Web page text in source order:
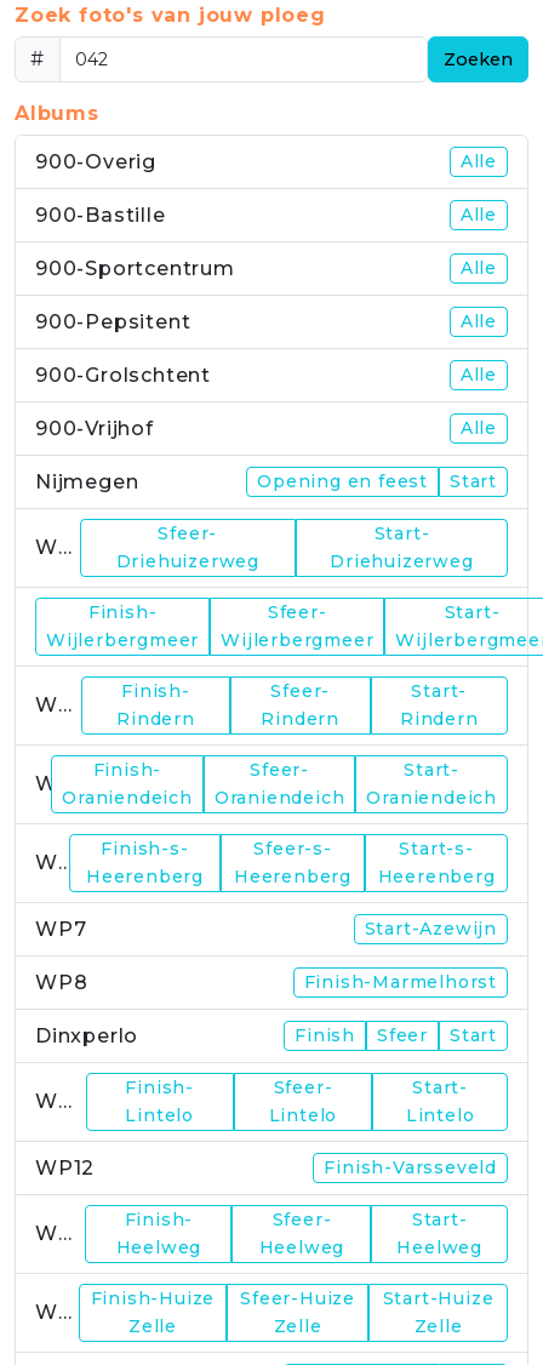
Zoek foto's van jouw ploeg
#
Zoeken
Albums
900-Overig Alle
900-Bastille Alle
900-Sportcentrum Alle
900-Pepsitent Alle
900-Grolschtent Alle
900-Vrijhof Alle
Nijmegen Opening en feest Start
WP1
Sfeer-
Driehuizerweg
Start-
Driehuizerweg
Finish-
Wijlerbergmeer
Sfeer-
Wijlerbergmeer
Start-
WP4
Finish-
Rindern
Sfeer-
Rindern
Start-
Rindern
Finish-
Oraniendeich
Sfeer-
Oraniendeich
Start-
Oraniendeich
WP6
Finish-s-
Heerenberg
Sfeer-s-
Heerenberg
Start-s-
Heerenberg
WP7 Start-Azewijn
WP8 Finish-Marmelhorst
Dinxperlo Finish Sfeer Start
WP11
Finish-
Lintelo
Sfeer-
Lintelo
Start-
Lintelo
WP12 Finish-Varsseveld
WP13
Finish-
Heelweg
Sfeer-
Heelweg
Start-
Heelweg
WP15
Finish-Huize
Zelle
Sfeer-Huize
Zelle
Start-Huize
Zelle